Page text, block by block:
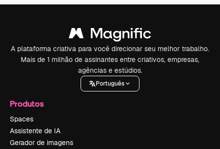
A plataforma criativa para você direcionar seu melhor trabalho.
Mais de 1 milhão de assinantes entre criativos, empresas,
agências e estúdios.
Português
Produtos
Spaces
Assistente de IA
Gerador de imagens